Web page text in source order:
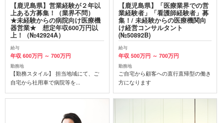
【鹿児島県】営業経験が２年以
上ある方募集！（業界不問）
★未経験からの病院向け医療機
器営業★ 想定年収600万円以
上！（№42924A）
給与
年収 600万円 ～ 700万円
勤務地
【勤務スタイル】 担当地域にて、ご
自宅から社用車で病院等を...
【鹿児島県】「医療業界での営
業経験者」「看護師経験者」募
集！/ 未経験からの医療機関向
け経営コンサルタント
(№50892B)
給与
年収 500万円 ～ 700万円
勤務地
ご自宅から顧客への直行直帰型の働き
方になります